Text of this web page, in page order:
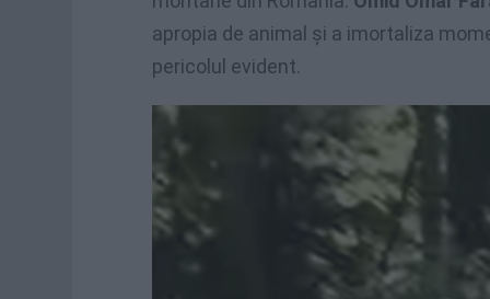
apropia de animal și a imortaliza
pericolul evident.